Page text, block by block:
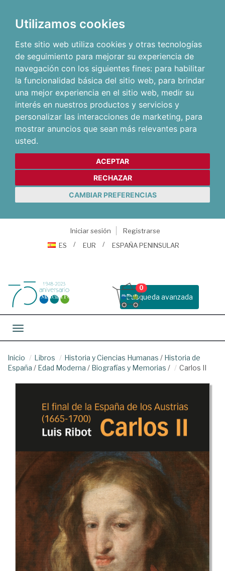
Utilizamos cookies
Este sitio web utiliza cookies y otras tecnologías
de seguimiento para mejorar su experiencia de
navegación con los siguientes fines: para habilitar
la funcionalidad básica del sitio web, para brindar
una mejor experiencia en el sitio web, medir su
interés en nuestros productos y servicios y
personalizar las interacciones de marketing, para
mostrar anuncios que sean más relevantes para
usted.
ACEPTAR
RECHAZAR
CAMBIAR PREFERENCIAS
Iniciar sesión
Registrarse
ES
EUR ESPAÑA PENINSULAR
Busqueda avanzada
0
Toggle navigation
Inicio Libros Historia y Ciencias Humanas / Historia de
España / Edad Moderna / Biografías y Memorias / Carlos II